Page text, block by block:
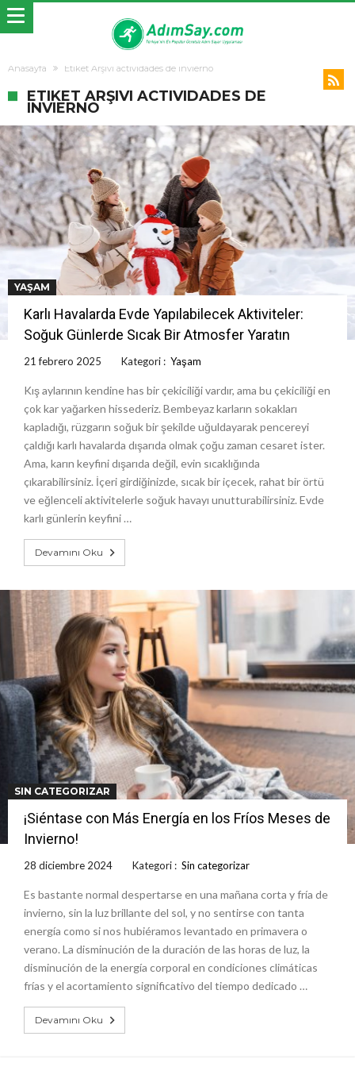
Anasayfa Etiket Arşivi actividades de invierno
ETIKET ARŞIVI ACTIVIDADES DE
INVIERNO
YAŞAM
Karlı Havalarda Evde Yapılabilecek Aktiviteler:
Soğuk Günlerde Sıcak Bir Atmosfer Yaratın
21 febrero 2025 Kategori : Yaşam
Kış aylarının kendine has bir çekiciliği vardır, ama bu çekiciliği en
çok kar yağarken hissederiz. Bembeyaz karların sokakları
kapladığı, rüzgarın soğuk bir şekilde uğuldayarak pencereyi
çaldığı karlı havalarda dışarıda olmak çoğu zaman cesaret ister.
Ama, karın keyfini dışarıda değil, evin sıcaklığında
çıkarabilirsiniz. İçeri girdiğinizde, sıcak bir içecek, rahat bir örtü
ve eğlenceli aktivitelerle soğuk havayı unutturabilirsiniz. Evde
karlı günlerin keyfini …
Devamını Oku
SIN CATEGORIZAR
¡Siéntase con Más Energía en los Fríos Meses de
Invierno!
28 diciembre 2024 Kategori : Sin categorizar
Es bastante normal despertarse en una mañana corta y fría de
invierno, sin la luz brillante del sol, y no sentirse con tanta
energía como si nos hubiéramos levantado en primavera o
verano. La disminución de la duración de las horas de luz, la
disminución de la energía corporal en condiciones climáticas
frías y el acortamiento significativo del tiempo dedicado …
Devamını Oku